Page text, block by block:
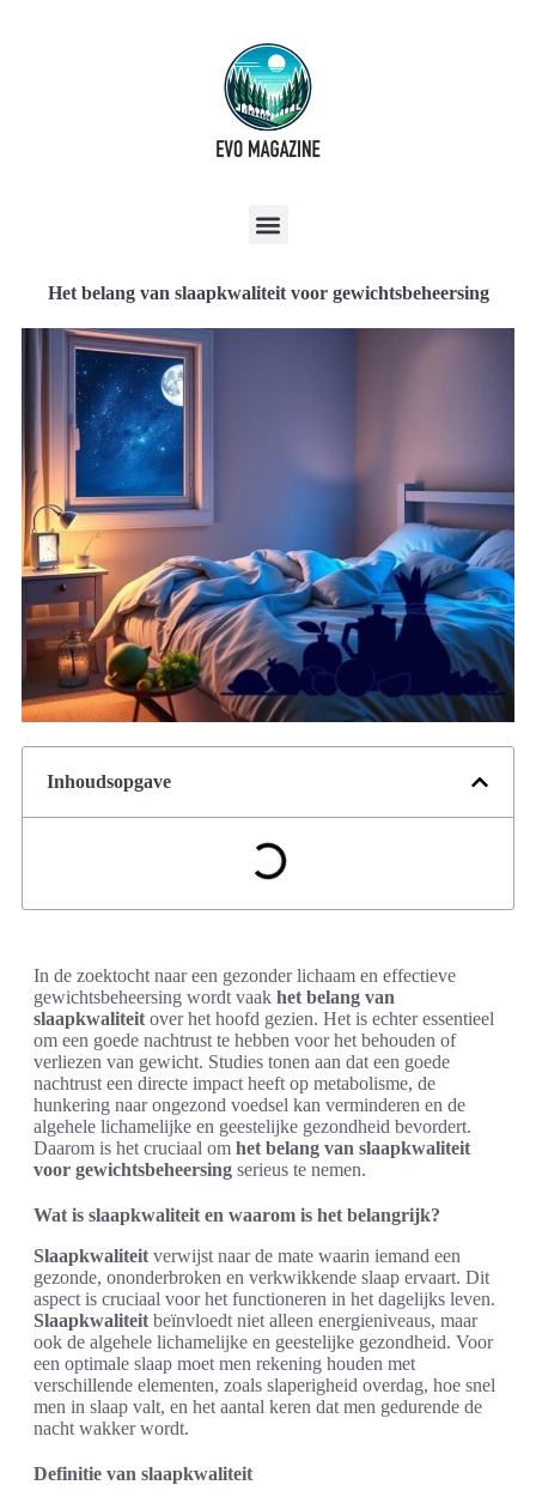
Het belang van slaapkwaliteit voor gewichtsbeheersing
Inhoudsopgave
In de zoektocht naar een gezonder lichaam en effectieve
gewichtsbeheersing wordt vaak het belang van
slaapkwaliteit over het hoofd gezien. Het is echter essentieel
om een goede nachtrust te hebben voor het behouden of
verliezen van gewicht. Studies tonen aan dat een goede
nachtrust een directe impact heeft op metabolisme, de
hunkering naar ongezond voedsel kan verminderen en de
algehele lichamelijke en geestelijke gezondheid bevordert.
Daarom is het cruciaal om het belang van slaapkwaliteit
voor gewichtsbeheersing serieus te nemen.
Wat is slaapkwaliteit en waarom is het belangrijk?
Slaapkwaliteit verwijst naar de mate waarin iemand een
gezonde, ononderbroken en verkwikkende slaap ervaart. Dit
aspect is cruciaal voor het functioneren in het dagelijks leven.
Slaapkwaliteit beïnvloedt niet alleen energieniveaus, maar
ook de algehele lichamelijke en geestelijke gezondheid. Voor
een optimale slaap moet men rekening houden met
verschillende elementen, zoals slaperigheid overdag, hoe snel
men in slaap valt, en het aantal keren dat men gedurende de
nacht wakker wordt.
Definitie van slaapkwaliteit